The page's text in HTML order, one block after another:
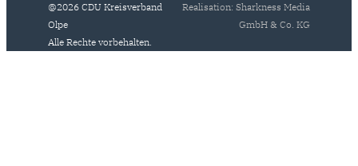
@2026 CDU Kreisverband
Olpe
Alle Rechte vorbehalten.
Realisation: Sharkness Media
GmbH & Co. KG